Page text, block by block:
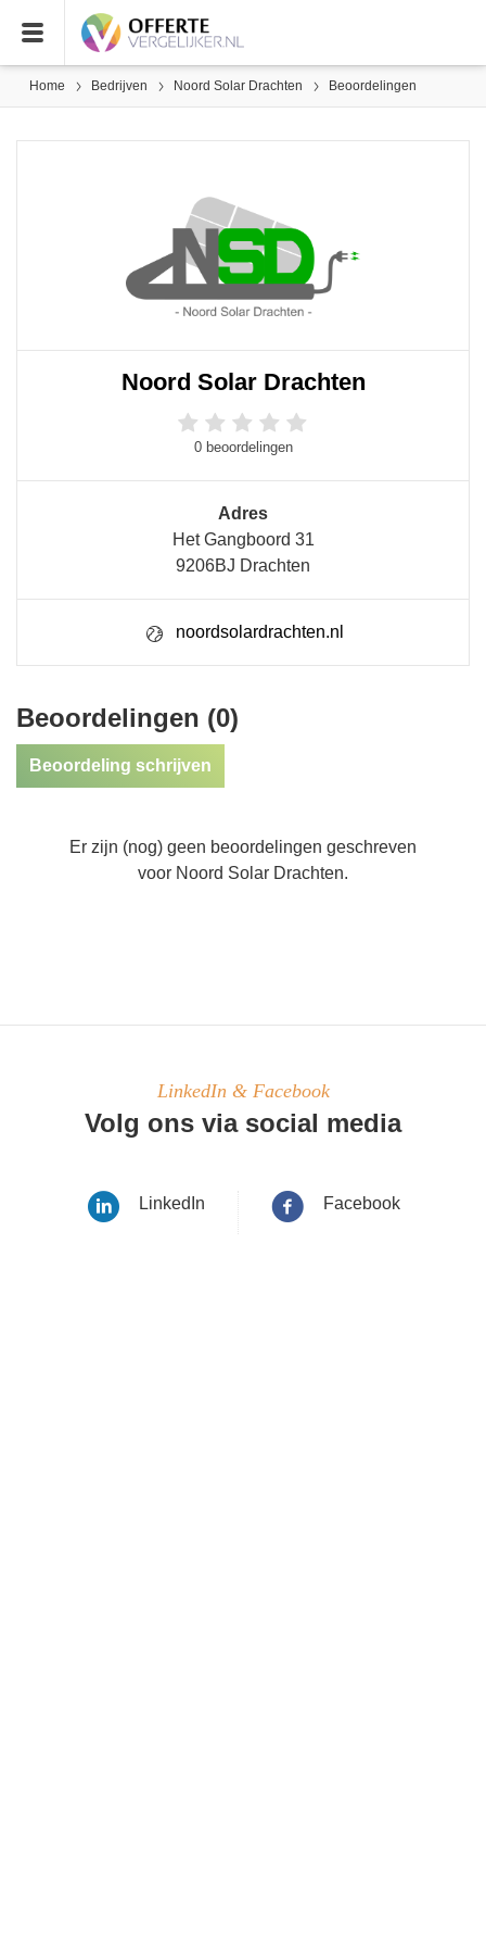
Home Bedrijven Noord Solar Drachten Beoordelingen
Noord Solar Drachten
0 beoordelingen
Adres
Het Gangboord 31
9206BJ Drachten
noordsolardrachten.nl
Beoordelingen (0)
Beoordeling schrijven
Er zijn (nog) geen beoordelingen geschreven
voor Noord Solar Drachten.
LinkedIn & Facebook
Volg ons via social media
LinkedIn Facebook